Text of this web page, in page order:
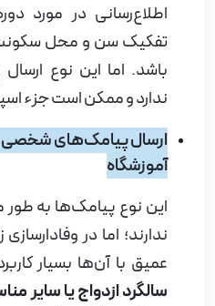
اطلاع‌رسانی در مورد
تفکیک سن و محل
باشد. اما این نوع
ندارد و ممکن است جزء
ارسال پیامک‌های شخصی
آموزشگاه
این نوع پیامک‌ها به طور
ندارند؛ اما در
عمیق با آن‌ها بسیار
سالگرد ازدواج یا سایر